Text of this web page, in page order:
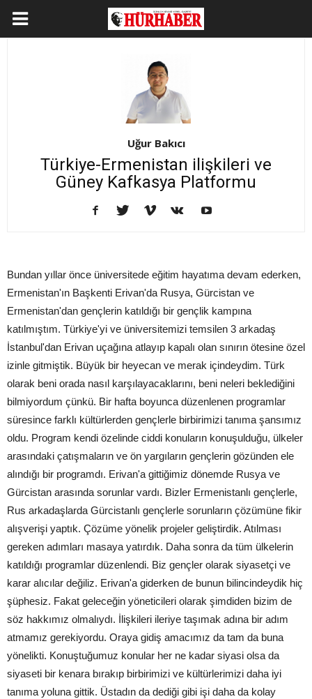
Uğur Bakıcı
Türkiye-Ermenistan ilişkileri ve
Güney Kafkasya Platformu
Bundan yıllar önce üniversitede eğitim hayatıma devam ederken,
Ermenistan'ın Başkenti Erivan'da Rusya, Gürcistan ve
Ermenistan'dan gençlerin katıldığı bir gençlik kampına
katılmıştım. Türkiye'yi ve üniversitemizi temsilen 3 arkadaş
İstanbul'dan Erivan uçağına atlayıp kapalı olan sınırın ötesine özel
izinle gitmiştik. Büyük bir heyecan ve merak içindeydim. Türk
olarak beni orada nasıl karşılayacaklarını, beni neleri beklediğini
bilmiyordum çünkü. Bir hafta boyunca düzenlenen programlar
süresince farklı kültürlerden gençlerle birbirimizi tanıma şansımız
oldu. Program kendi özelinde ciddi konuların konuşulduğu, ülkeler
arasındaki çatışmaların ve ön yargıların gençlerin gözünden ele
alındığı bir programdı. Erivan'a gittiğimiz dönemde Rusya ve
Gürcistan arasında sorunlar vardı. Bizler Ermenistanlı gençlerle,
Rus arkadaşlarda Gürcistanlı gençlerle sorunların çözümüne fikir
alışverişi yaptık. Çözüme yönelik projeler geliştirdik. Atılması
gereken adımları masaya yatırdık. Daha sonra da tüm ülkelerin
katıldığı programlar düzenlendi. Biz gençler olarak siyasetçi ve
karar alıcılar değiliz. Erivan'a giderken de bunun bilincindeydik hiç
şüphesiz. Fakat geleceğin yöneticileri olarak şimdiden bizim de
söz hakkımız olmalıydı. İlişkileri ileriye taşımak adına bir adım
atmamız gerekiyordu. Oraya gidiş amacımız da tam da buna
yönelikti. Konuştuğumuz konular her ne kadar siyasi olsa da
siyaseti bir kenara bırakıp birbirimizi ve kültürlerimizi daha iyi
tanıma yoluna gittik. Üstadın da dediği gibi işi daha da kolay